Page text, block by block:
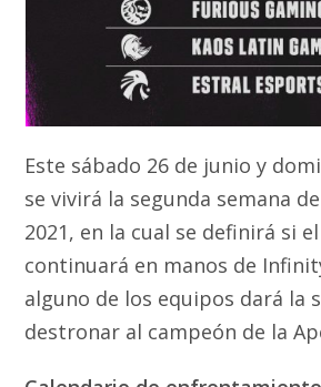
Este sábado 26 de junio y
se vivirá la segunda semana
2021, en la cual se definirá si
continuará en manos de
alguno de los equipos dará la
destronar al campeón de la